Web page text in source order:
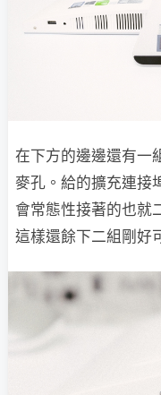
在下方的邊邊還有一
麥孔。給的擴充連接
會常態性接著的也就
這樣還餘下二組剛好